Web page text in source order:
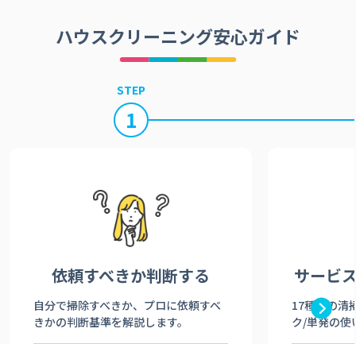
ハウスクリーニング安心ガイド
STEP
1
依頼すべきか判断する
自分で掃除すべきか、プロに依頼すべ
きかの判断基準を解説します。
サービ
17種類の清
ク/単発の使